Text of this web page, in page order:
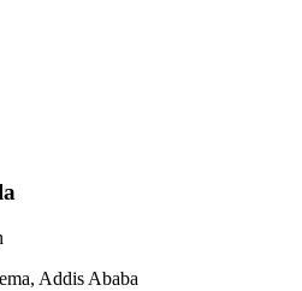
Addis Ababa